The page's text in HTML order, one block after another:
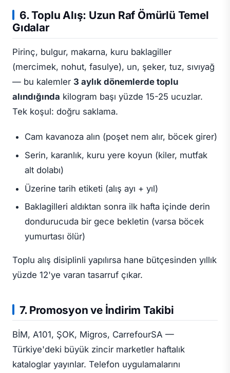
6. Toplu Alış: Uzun Raf Ömürlü Temel
Gıdalar
Pirinç, bulgur, makarna, kuru baklagiller
(mercimek, nohut, fasulye), un, şeker, tuz, sıvıyağ
— bu kalemler 3 aylık dönemlerde toplu
alındığında kilogram başı yüzde 15-25 ucuzlar.
Tek koşul: doğru saklama.
Cam kavanoza alın (poşet nem alır, böcek girer)
Serin, karanlık, kuru yere koyun (kiler, mutfak
alt dolabı)
Üzerine tarih etiketi (alış ayı + yıl)
Baklagilleri aldıktan sonra ilk hafta içinde derin
dondurucuda bir gece bekletin (varsa böcek
yumurtası ölür)
Toplu alış disiplinli yapılırsa hane bütçesinden yıllık
yüzde 12'ye varan tasarruf çıkar.
7. Promosyon ve İndirim Takibi
BİM, A101, ŞOK, Migros, CarrefourSA —
Türkiye'deki büyük zincir marketler haftalık
kataloglar yayınlar. Telefon uygulamalarını